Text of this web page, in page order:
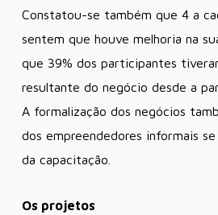
Constatou-se também que 4 a
sentem que houve melhoria na
que 39% dos participantes
resultante do negócio desde a
A formalização dos negócios
dos empreendedores informais
da capacitação.
Os projetos